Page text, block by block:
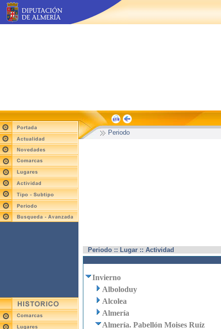
Periodo
Periodo :: Lugar :: Actividad
Invierno
Alboloduy
Alcolea
Almería
Almería. Pabellón Moises Ruíz